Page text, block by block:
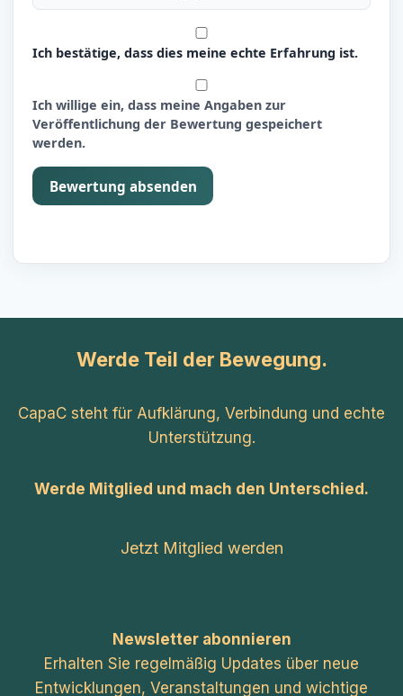
Ich bestätige, dass dies meine echte Erfahrung ist.
Ich willige ein, dass meine Angaben zur
Veröffentlichung der Bewertung gespeichert
werden.
Bewertung absenden
Werde Teil der Bewegung.
CapaC steht für Aufklärung, Verbindung und echte
Unterstützung.
Werde Mitglied und mach den Unterschied.
Jetzt Mitglied werden
Newsletter abonnieren
Erhalten Sie regelmäßig Updates über neue
Entwicklungen, Veranstaltungen und wichtige